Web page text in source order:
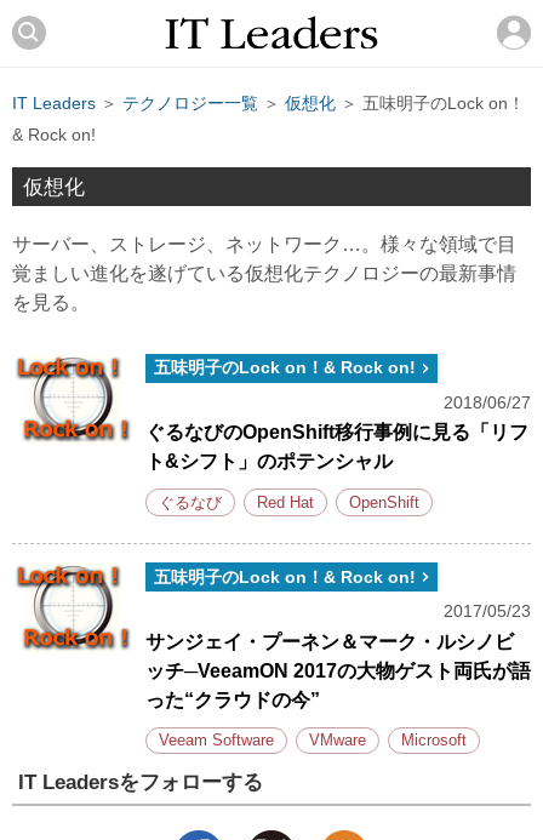
IT Leaders ＞ テクノロジー一覧 ＞ 仮想化 ＞ 五味明子のLock on！
& Rock on!
仮想化
サーバー、ストレージ、ネットワーク…。様々な領域で目
覚ましい進化を遂げている仮想化テクノロジーの最新事情
を見る。
五味明子のLock on！& Rock on!
2018/06/27
ぐるなびのOpenShift移行事例に見る「リフ
ト&シフト」のポテンシャル
ぐるなび Red Hat OpenShift
五味明子のLock on！& Rock on!
2017/05/23
サンジェイ・プーネン＆マーク・ルシノビ
ッチ─VeeamON 2017の大物ゲスト両氏が語
った“クラウドの今”
Veeam Software VMware Microsoft
IT Leadersをフォローする